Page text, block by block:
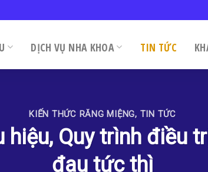
DỊCH VỤ NHA KHOA TIN TỨC
KIẾN THỨC RĂNG MIỆNG, TIN TỨC
hiệu, Quy trình điều
đau tức thì